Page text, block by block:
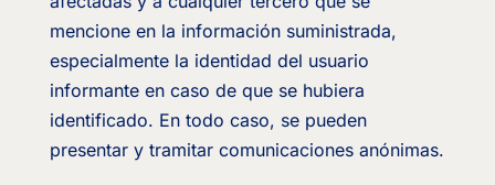
mencione en la información suministrada,
especialmente la identidad del usuario
informante en caso de que se hubiera
identificado. En todo caso, se pueden
presentar y tramitar comunicaciones anónimas.